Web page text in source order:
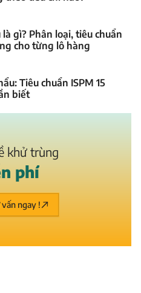
gì? Phân loại, tiêu chuẩn
cho từng lô hàng
Tiêu chuẩn ISPM 15
biết
khử trùng
n phí
vấn ngay !